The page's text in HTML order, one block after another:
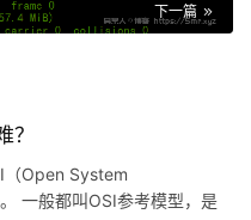
下一篇
？
（Open System
一般都叫OSI参考模型，是